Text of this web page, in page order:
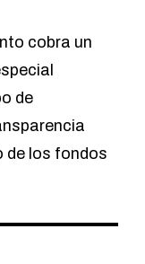
cobra un
de
de los fondos